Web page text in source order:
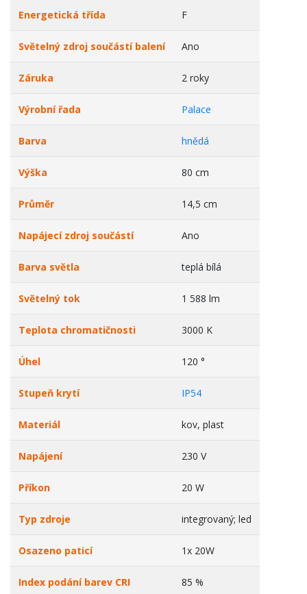
Energetická třída F
Světelný zdroj součástí balení Ano
Záruka 2 roky
Výrobní řada Palace
Barva hnědá
Výška 80 cm
Průměr 14,5 cm
Napájecí zdroj součástí Ano
Barva světla teplá bílá
Světelný tok 1 588 lm
Teplota chromatičnosti 3000 K
Úhel 120 °
Stupeň krytí IP54
Materiál kov, plast
Napájení 230 V
Příkon 20 W
Typ zdroje integrovaný; led
Osazeno paticí 1x 20W
Index podání barev CRI 85 %